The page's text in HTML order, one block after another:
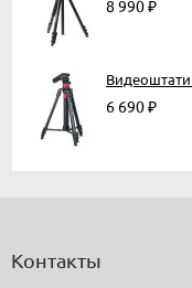
8 990₽
6 690₽
Контакты